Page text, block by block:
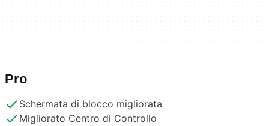
Pro
Schermata di blocco migliorata
Migliorato Centro di Controllo